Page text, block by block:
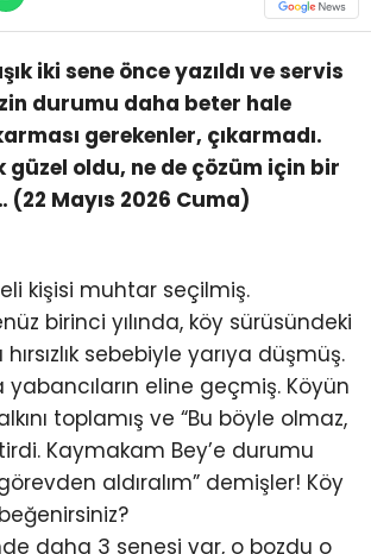
iki sene önce yazıldı ve servis
durumu daha beter hale
gerekenler, çıkarmadı.
güzel oldu, ne de çözüm için bir
Mayıs 2026 Cuma)
kişisi muhtar seçilmiş.
birinci yılında, köy sürüsündeki
hırsızlık sebebiyle yarıya düşmüş.
yabancıların eline geçmiş. Köyün
toplamış ve “Bu böyle olmaz,
Kaymakam Bey’e durumu
aldıralım” demişler! Köy
daha 3 senesi var, o bozdu o